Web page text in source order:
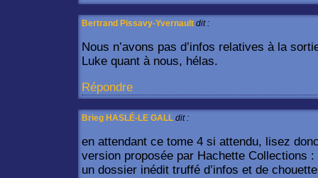
Bertrand Pissavy-Yvernault dit :
Nous n’avons pas d’infos relatives à la
Luke quant à nous, hélas.
Répondre
Brieg HASLÉ-LE GALL dit :
en attendant ce tome 4 si attendu, lisez
version proposée par Hachette Collections
un dossier inédit truffé d’infos et de